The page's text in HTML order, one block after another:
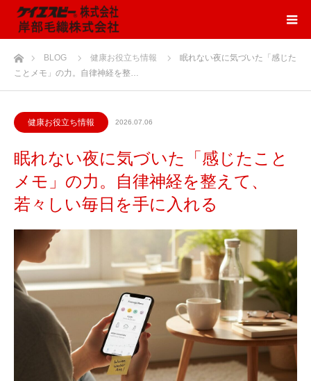
ホームBLOG 健康お役立ち情報
眠れない夜に気づいた「感じた
ことメモ」の力。自律神経を整…
健康お役立ち情報 2026.07.06
眠れない夜に気づいた「感じたこと
メモ」の力。自律神経を整えて、
若々しい毎日を手に入れる